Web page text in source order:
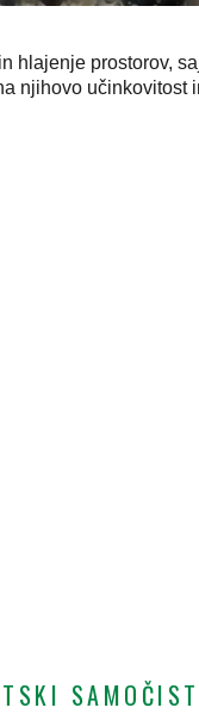
hlajenje prostorov,
njihovo učinkovitost